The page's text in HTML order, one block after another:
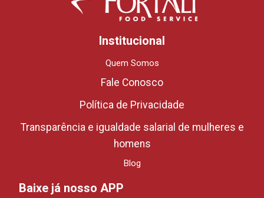
Institucional
Quem Somos
Fale Conosco
Política de Privacidade
Transparência e igualdade salarial de mulheres e
homens
Blog
Baixe já nosso APP